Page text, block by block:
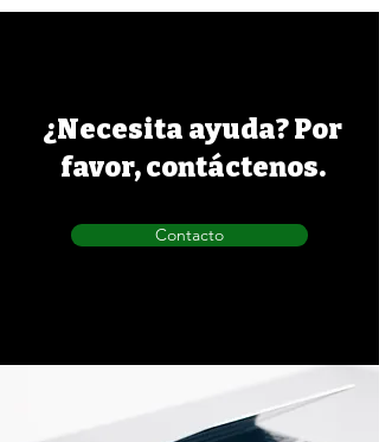
¿Necesita ayuda? Por
favor, contáctenos.
Contacto